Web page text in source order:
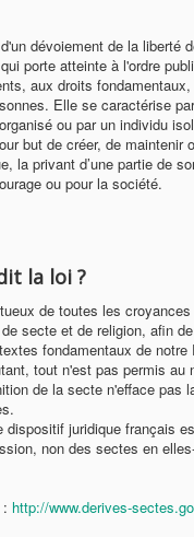
dévoiement de la liberté
porte atteinte à l'ordre
aux droits
Elle se caractérise
ou par un individu
but de créer, de maintenir
la privant d’une partie de
ou pour la société.
la loi ?
de toutes les
secte et de religion, afin
fondamentaux de notre
tout n'est pas permis
de la secte n'efface pas
dispositif juridique français
non des sectes en
http://www.derives-